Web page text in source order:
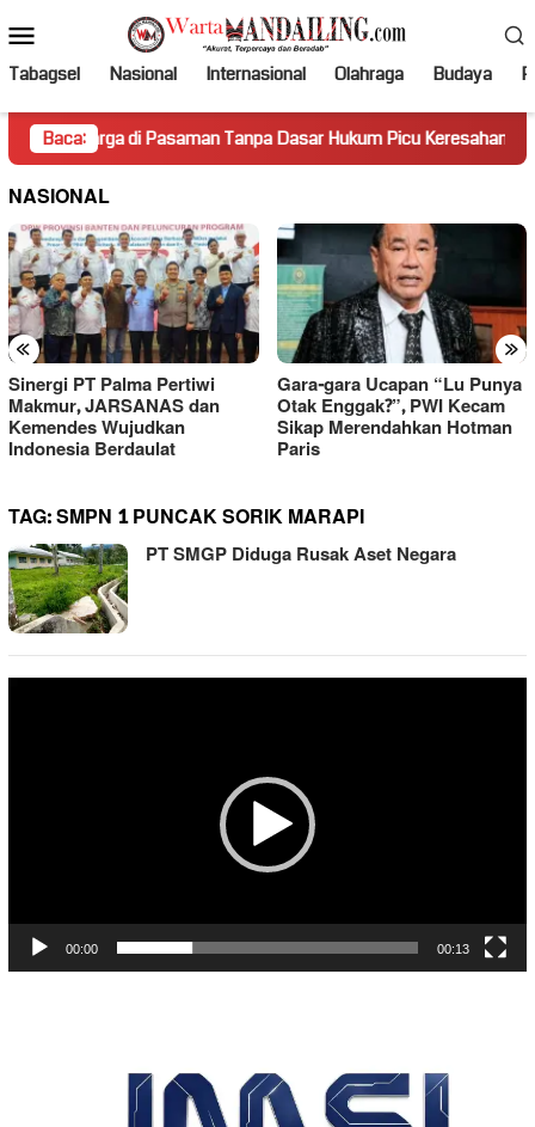
ke
kontenMobile
Tabagsel Nasional Internasional Olahraga Budaya
Baca:
di Pasaman Tanpa Dasar Hukum Picu Keresahan
NASIONAL
« »
Sinergi PT Palma Pertiwi
Makmur, JARSANAS dan
Kemendes Wujudkan
Indonesia Berdaulat
Gara-gara Ucapan “Lu Punya
Otak Enggak?”, PWI Kecam
Sikap Merendahkan Hotman
Paris
TAG:SMPN 1 PUNCAK SORIK MARAPI
PT SMGP Diduga Rusak Aset Negara
00:00 00:13